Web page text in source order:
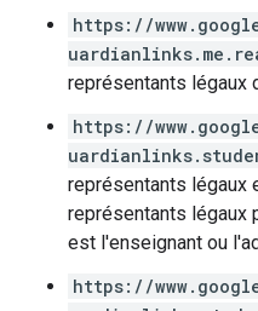
https://
représentants légaux
https://
représentants légaux
représentants légaux
est l'enseignant ou
https://